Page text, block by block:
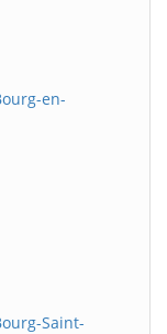
en-
Saint-